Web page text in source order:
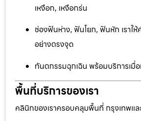
เหงือก, เหงือกร่น
ช่องฟันห่าง, ฟันโยก, ฟันหัก เราให้
อย่างตรงจุด
ทันตกรรมฉุกเฉิน พร้อมบริการเมื่
พื้นที่บริการของเรา
คลินิกของเราครอบคลุมพื้นที่ กรุงเทพแ